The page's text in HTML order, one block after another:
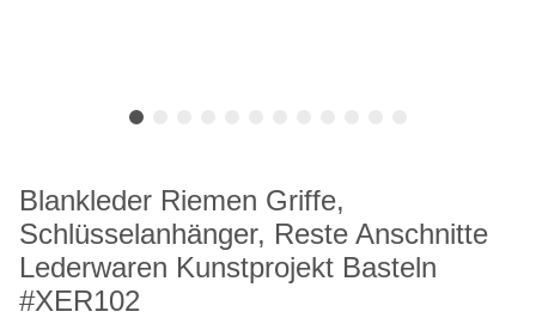
Blankleder Riemen Griffe,
Schlüsselanhänger, Reste Anschnitte
Lederwaren Kunstprojekt Basteln
#XER102